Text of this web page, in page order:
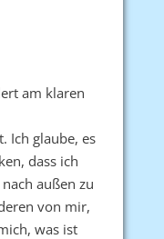
am klaren
Ich glaube, es
dass ich
außen zu
von mir,
was ist